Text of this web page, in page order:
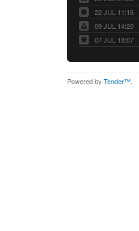
22 JUL 11:16
09 JUL 14:20
07 JUL 18:07
Powered by Tender™